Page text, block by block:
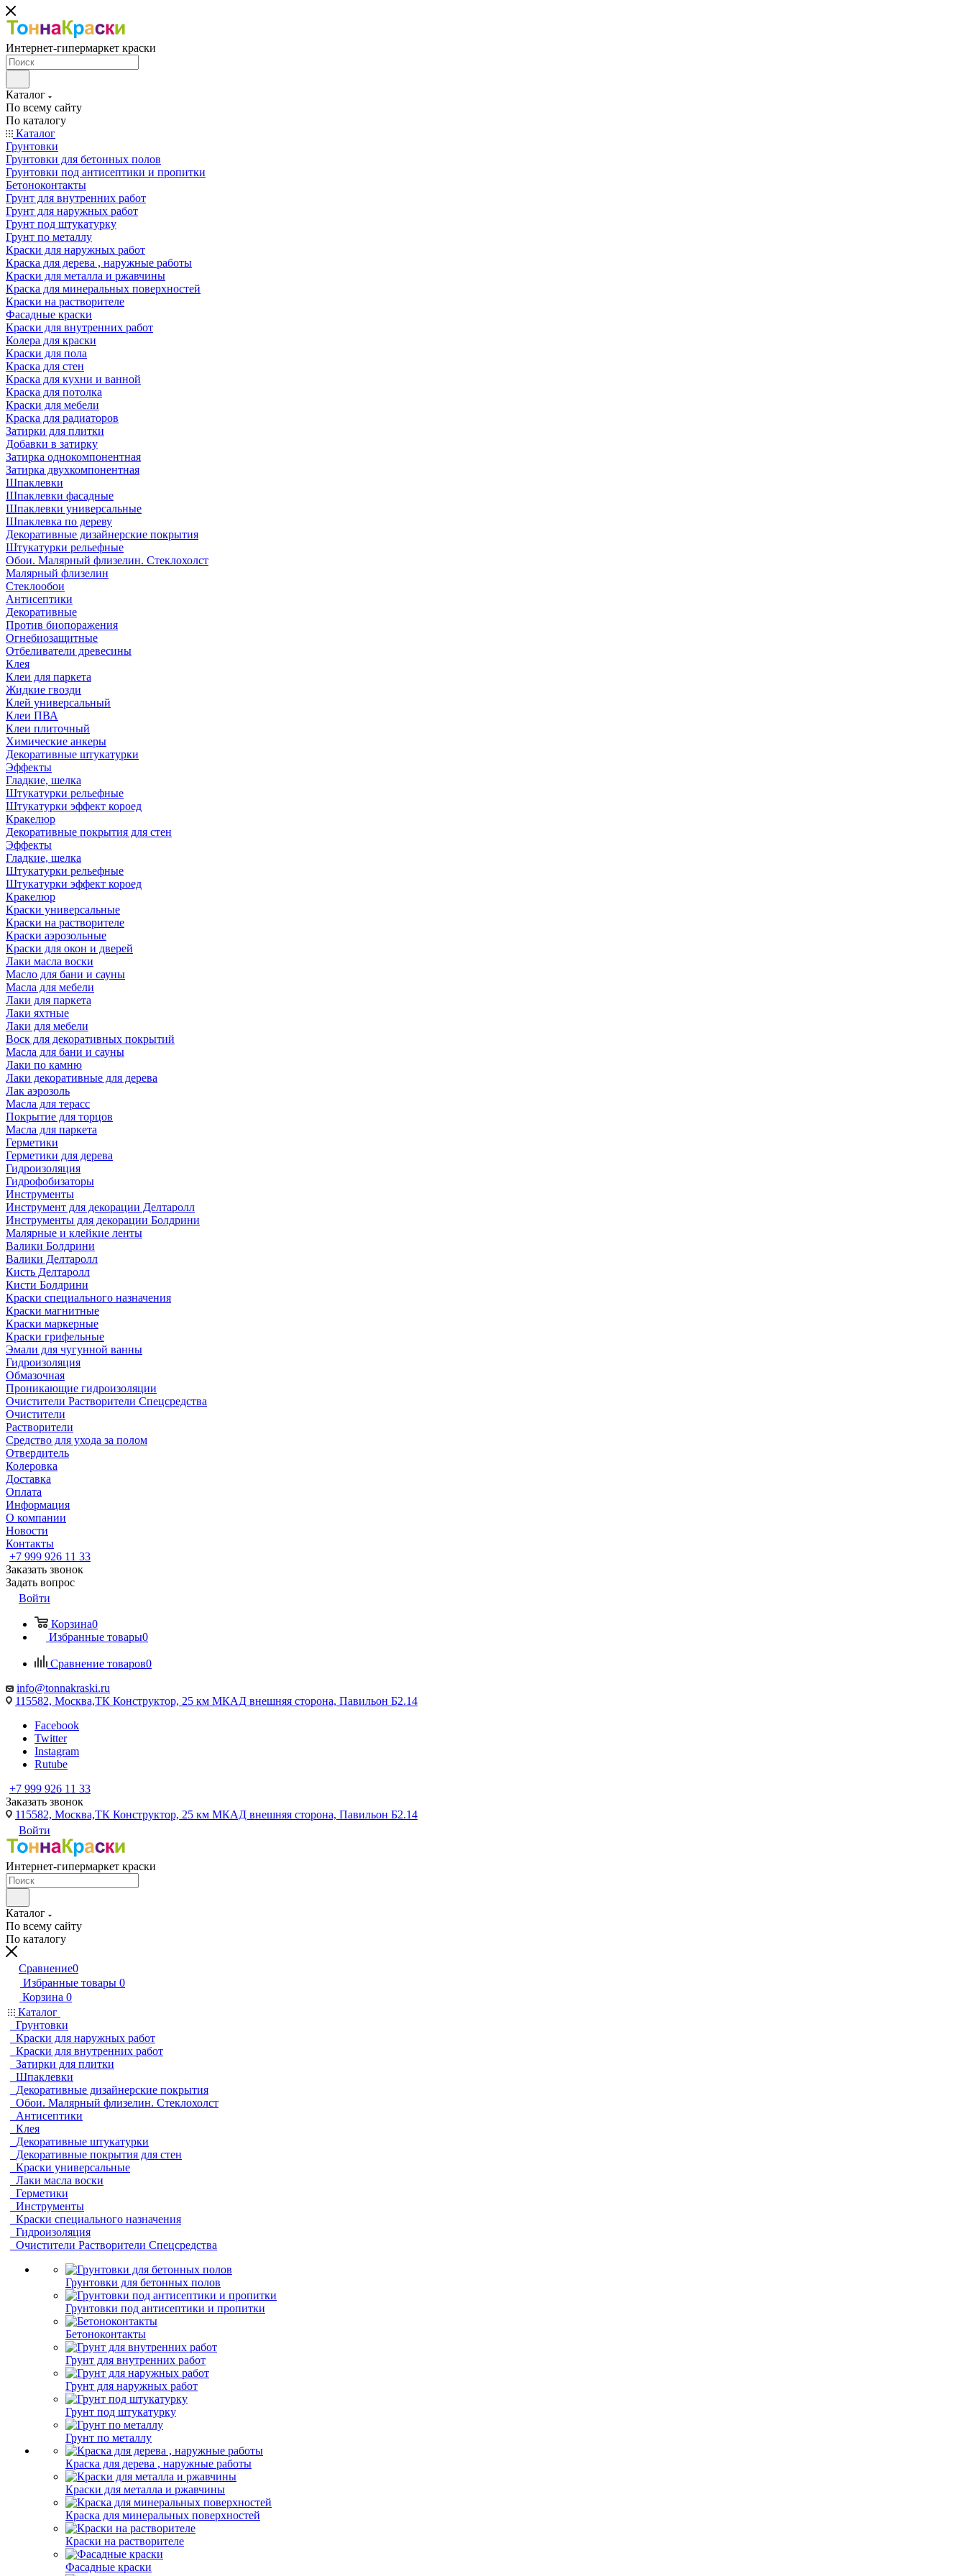
Интернет-гипермаркет краски
Каталог
По всему сайту
По каталогу
Каталог
Грунтовки
Грунтовки для бетонных полов
Грунтовки под антисептики и пропитки
Бетоноконтакты
Грунт для внутренних работ
Грунт для наружных работ
Грунт под штукатурку
Грунт по металлу
Краски для наружных работ
Краска для дерева , наружные работы
Краски для металла и ржавчины
Краска для минеральных поверхностей
Краски на растворителе
Фасадные краски
Краски для внутренних работ
Колера для краски
Краски для пола
Краска для стен
Краска для кухни и ванной
Краска для потолка
Краски для мебели
Краска для радиаторов
Затирки для плитки
Добавки в затирку
Затирка однокомпонентная
Затирка двухкомпонентная
Шпаклевки
Шпаклевки фасадные
Шпаклевки универсальные
Шпаклевка по дереву
Декоративные дизайнерские покрытия
Штукатурки рельефные
Обои. Малярный флизелин. Стеклохолст
Малярный флизелин
Стеклообои
Антисептики
Декоративные
Против биопоражения
Огнебиозащитные
Отбеливатели древесины
Клея
Клеи для паркета
Жидкие гвозди
Клей универсальный
Клеи ПВА
Клеи плиточный
Химические анкеры
Декоративные штукатурки
Эффекты
Гладкие, шелка
Штукатурки рельефные
Штукатурки эффект короед
Кракелюр
Декоративные покрытия для стен
Эффекты
Гладкие, шелка
Штукатурки рельефные
Штукатурки эффект короед
Кракелюр
Краски универсальные
Краски на растворителе
Краски аэрозольные
Краски для окон и дверей
Лаки масла воски
Масло для бани и сауны
Масла для мебели
Лаки для паркета
Лаки яхтные
Лаки для мебели
Воск для декоративных покрытий
Масла для бани и сауны
Лаки по камню
Лаки декоративные для дерева
Лак аэрозоль
Масла для терасс
Покрытие для торцов
Масла для паркета
Герметики
Герметики для дерева
Гидроизоляция
Гидрофобизаторы
Инструменты
Инструмент для декорации Делтаролл
Инструменты для декорации Болдрини
Малярные и клейкие ленты
Валики Болдрини
Валики Делтаролл
Кисть Делтаролл
Кисти Болдрини
Краски специального назначения
Краски магнитные
Краски маркерные
Краски грифельные
Эмали для чугунной ванны
Гидроизоляция
Обмазочная
Проникающие гидроизоляции
Очистители Растворители Спецсредства
Очистители
Растворители
Средство для ухода за полом
Отвердитель
Колеровка
Доставка
Оплата
Информация
О компании
Новости
Контакты
+7 999 926 11 33
Заказать звонок
Задать вопрос
Войти
Корзина0
Избранные товары0
Сравнение товаров0
info@tonnakraski.ru
115582, Москва,ТК Конструктор, 25 км МКАД внешняя сторона, Павильон Б2.14
Facebook
Twitter
Instagram
Rutube
+7 999 926 11 33
Заказать звонок
115582, Москва,ТК Конструктор, 25 км МКАД внешняя сторона, Павильон Б2.14
Войти
Интернет-гипермаркет краски
Каталог
По всему сайту
По каталогу
Сравнение0
Избранные товары 0
Корзина 0
Каталог
Грунтовки
Краски для наружных работ
Краски для внутренних работ
Затирки для плитки
Шпаклевки
Декоративные дизайнерские покрытия
Обои. Малярный флизелин. Стеклохолст
Антисептики
Клея
Декоративные штукатурки
Декоративные покрытия для стен
Краски универсальные
Лаки масла воски
Герметики
Инструменты
Краски специального назначения
Гидроизоляция
Очистители Растворители Спецсредства
Грунтовки для бетонных полов
Грунтовки под антисептики и пропитки
Бетоноконтакты
Грунт для внутренних работ
Грунт для наружных работ
Грунт под штукатурку
Грунт по металлу
Краска для дерева , наружные работы
Краски для металла и ржавчины
Краска для минеральных поверхностей
Краски на растворителе
Фасадные краски